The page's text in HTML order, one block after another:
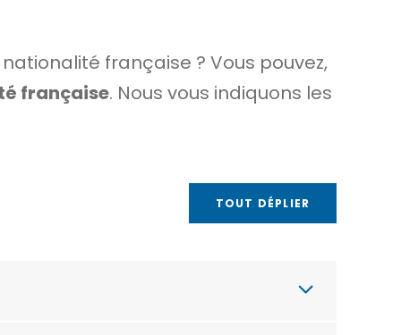
française ? Vous pouvez,
française. Nous vous indiquons les
TOUT DÉPLIER